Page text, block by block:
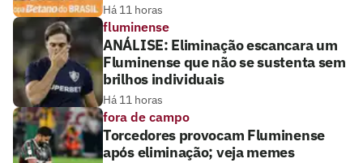
Há 11 horas
fluminense
ANÁLISE: Eliminação escancara um
Fluminense que não se sustenta sem
brilhos individuais
Há 11 horas
fora de campo
Torcedores provocam Fluminense
após eliminação; veja memes